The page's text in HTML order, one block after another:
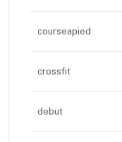
courseapied
crossfit
debut